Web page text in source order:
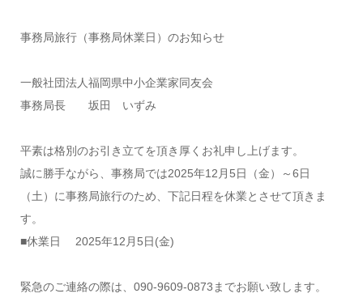
事務局旅行（事務局休業日）のお知らせ
一般社団法人福岡県中小企業家同友会
事務局長 坂田 いずみ
平素は格別のお引き立てを頂き厚くお礼申し上げます。
誠に勝手ながら、事務局では2025年12月5日（金）～6日
（土）に事務局旅行のため、下記日程を休業とさせて頂きま
す。
■休業日 2025年12月5日(金)
緊急のご連絡の際は、090-9609-0873までお願い致します。